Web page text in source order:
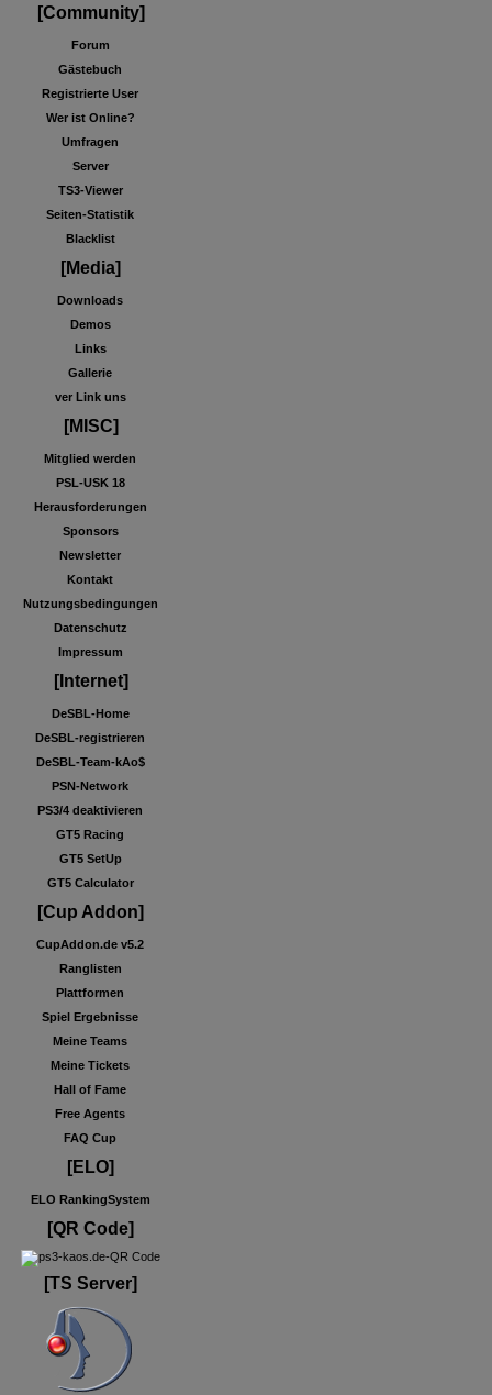
[Community]
Forum
Gästebuch
Registrierte User
Wer ist Online?
Umfragen
Server
TS3-Viewer
Seiten-Statistik
Blacklist
[Media]
Downloads
Demos
Links
Gallerie
ver Link uns
[MISC]
Mitglied werden
PSL-USK 18
Herausforderungen
Sponsors
Newsletter
Kontakt
Nutzungsbedingungen
Datenschutz
Impressum
[Internet]
DeSBL-Home
DeSBL-registrieren
DeSBL-Team-kAo$
PSN-Network
PS3/4 deaktivieren
GT5 Racing
GT5 SetUp
GT5 Calculator
[Cup Addon]
CupAddon.de v5.2
Ranglisten
Plattformen
Spiel Ergebnisse
Meine Teams
Meine Tickets
Hall of Fame
Free Agents
FAQ Cup
[ELO]
ELO RankingSystem
[QR Code]
[TS Server]